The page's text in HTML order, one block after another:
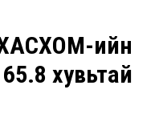
ийн
65.8 хувьтай